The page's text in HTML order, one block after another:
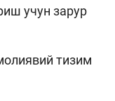
учун зарур
тизим